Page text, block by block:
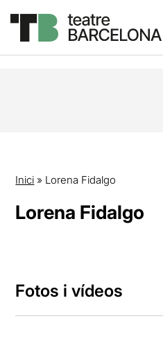
Inici » Lorena Fidalgo
Lorena Fidalgo
Fotos i vídeos